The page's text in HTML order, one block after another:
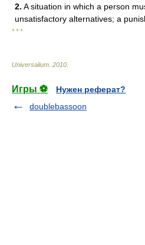
2. A situation in which a person
unsatisfactory alternatives; a
* * *
Universalium 2010
Игры ⚽
Нужен реферат?
doublebassoon